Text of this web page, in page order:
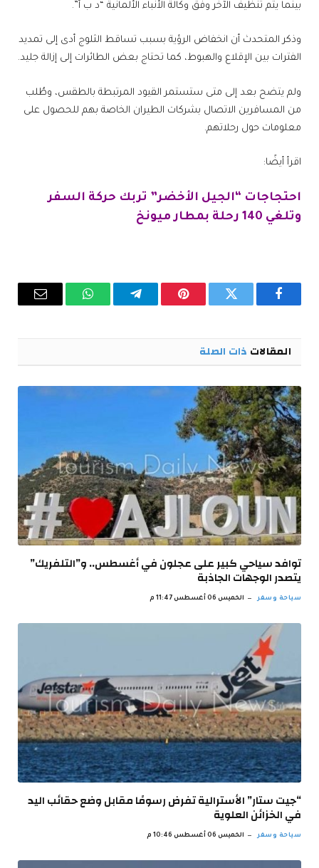
بينما يتم تنظيف الآخر وفق وكالة الأنباء الألمانية “د ب أ”.
وذكر المتحدث أن انخفاض الرؤية بسبب تساقط الثلوج أدى إلى تمديد
الفترات بين الإقلاع والهبوط، كما تحتاج بعض الطائرات إلى إزالة جليد.
ولم يتضح بعد إلى متى ستستمر القيود المرتبطة بالطقس، وطُلب
من المسافرين الاتصال بشركات الطيران الخاصة بهم للحصول على
معلومات حول رحلاتهم.
اقرأ أيضًا:
احتجاجات “الجيل الأخضر” تربك حركة السفر
وتلغي 140 رحلة بمطار ميونخ
فيسبوك تويتر بينتيريستتيلقرام واتساب البريد
المقالات ذات الصلة
توافد سياحي كبير على عجلون في أغسطس.. و”التلفريك”
يتصدر الوجهات الجاذبة
سياحة وسفر الخميس 06 أغسطس 11:47 م
“جيت ستار” الأسترالية تفرض رسومًا مقابل وضع حقائب اليد
في الخزائن العلوية
سياحة وسفر الخميس 06 أغسطس 10:46 م